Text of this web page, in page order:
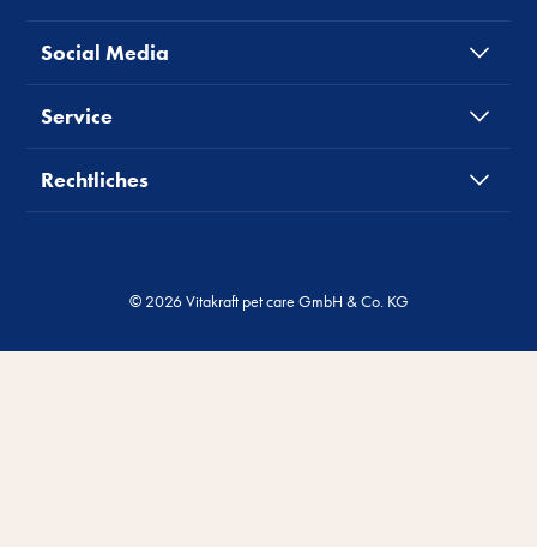
Social Media
Service
Rechtliches
© 2026 Vitakraft pet care GmbH & Co. KG